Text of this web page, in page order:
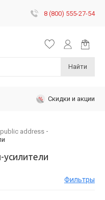
8 (800) 555-27-54
Найти
Скидки и акции
address
Фильтры